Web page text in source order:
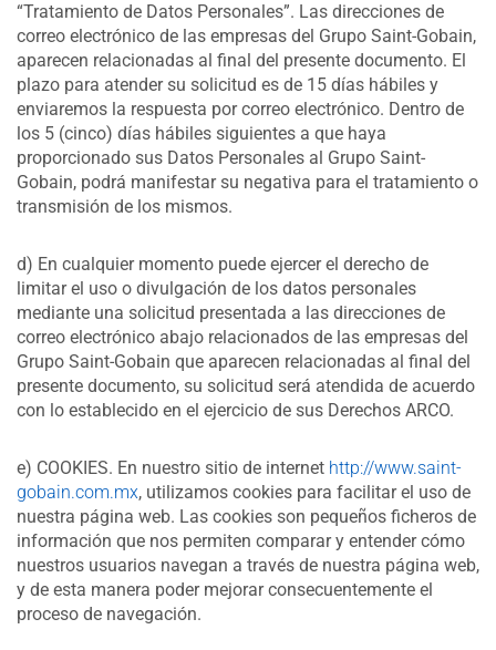
“Tratamiento de Datos Personales”. Las direcciones de
correo electrónico de las empresas del Grupo Saint-Gobain,
aparecen relacionadas al final del presente documento. El
plazo para atender su solicitud es de 15 días hábiles y
enviaremos la respuesta por correo electrónico. Dentro de
los 5 (cinco) días hábiles siguientes a que haya
proporcionado sus Datos Personales al Grupo Saint-
Gobain, podrá manifestar su negativa para el tratamiento o
transmisión de los mismos.
d) En cualquier momento puede ejercer el derecho de
limitar el uso o divulgación de los datos personales
mediante una solicitud presentada a las direcciones de
correo electrónico abajo relacionados de las empresas del
Grupo Saint-Gobain que aparecen relacionadas al final del
presente documento, su solicitud será atendida de acuerdo
con lo establecido en el ejercicio de sus Derechos ARCO.
e) COOKIES. En nuestro sitio de internet http://www.saint-
gobain.com.mx, utilizamos cookies para facilitar el uso de
nuestra página web. Las cookies son pequeños ficheros de
información que nos permiten comparar y entender cómo
nuestros usuarios navegan a través de nuestra página web,
y de esta manera poder mejorar consecuentemente el
proceso de navegación.